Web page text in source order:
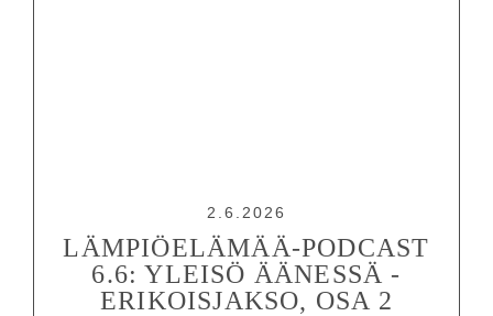
2.6.2026
LÄMPIÖELÄMÄÄ-PODCAST
6.6: YLEISÖ ÄÄNESSÄ -
ERIKOISJAKSO, OSA 2